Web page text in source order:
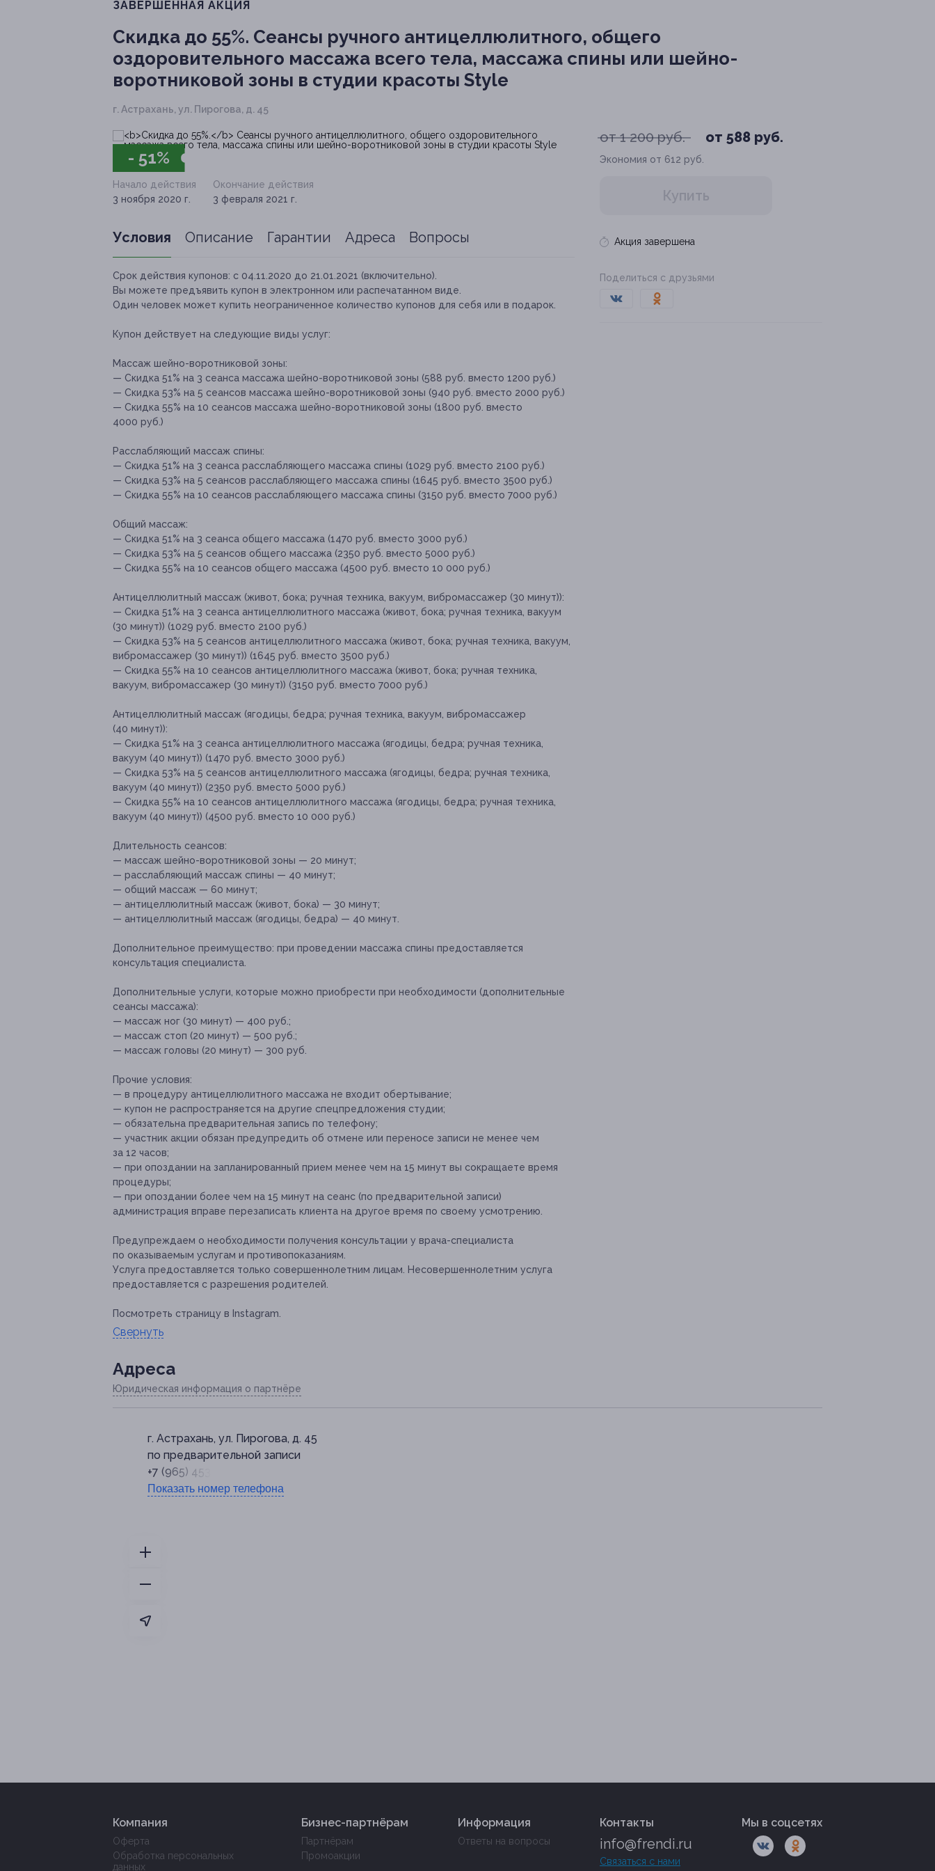
ЗАВЕРШЁННАЯ АКЦИЯ
Скидка до 55%. Сеансы ручного антицеллюлитного, общего
оздоровительного массажа всего тела, массажа спины или шейно-
воротниковой зоны в студии красоты Style
г. Астрахань, ул. Пирогова, д. 45
- 51%
от 1 200 руб. от 588 руб.
Экономия от 612 руб.
Купить
Акция завершена
Поделиться с друзьями
Начало действия
3 ноября 2020 г.
Окончание действия
3 февраля 2021 г.
Условия Описание Гарантии Адреса Вопросы
Срок действия купонов: с 04.11.2020 до 21.01.2021 (включительно).
Вы можете предъявить купон в электронном или распечатанном виде.
Один человек может купить неограниченное количество купонов для себя или в подарок.
Купон действует на следующие виды услуг:
Массаж шейно-воротниковой зоны:
— Скидка 51% на 3 сеанса массажа шейно-воротниковой зоны (588 руб. вместо 1200 руб.)
— Скидка 53% на 5 сеансов массажа шейно-воротниковой зоны (940 руб. вместо 2000 руб.)
— Скидка 55% на 10 сеансов массажа шейно-воротниковой зоны (1800 руб. вместо
4000 руб.)
Расслабляющий массаж спины:
— Скидка 51% на 3 сеанса расслабляющего массажа спины (1029 руб. вместо 2100 руб.)
— Скидка 53% на 5 сеансов расслабляющего массажа спины (1645 руб. вместо 3500 руб.)
— Скидка 55% на 10 сеансов расслабляющего массажа спины (3150 руб. вместо 7000 руб.)
Общий массаж:
— Скидка 51% на 3 сеанса общего массажа (1470 руб. вместо 3000 руб.)
— Скидка 53% на 5 сеансов общего массажа (2350 руб. вместо 5000 руб.)
— Скидка 55% на 10 сеансов общего массажа (4500 руб. вместо 10 000 руб.)
Антицеллюлитный массаж (живот, бока; ручная техника, вакуум, вибромассажер (30 минут)):
— Скидка 51% на 3 сеанса антицеллюлитного массажа (живот, бока; ручная техника, вакуум
(30 минут)) (1029 руб. вместо 2100 руб.)
— Скидка 53% на 5 сеансов антицеллюлитного массажа (живот, бока; ручная техника, вакуум,
вибромассажер (30 минут)) (1645 руб. вместо 3500 руб.)
— Скидка 55% на 10 сеансов антицеллюлитного массажа (живот, бока; ручная техника,
вакуум, вибромассажер (30 минут)) (3150 руб. вместо 7000 руб.)
Антицеллюлитный массаж (ягодицы, бедра; ручная техника, вакуум, вибромассажер
(40 минут)):
— Скидка 51% на 3 сеанса антицеллюлитного массажа (ягодицы, бедра; ручная техника,
вакуум (40 минут)) (1470 руб. вместо 3000 руб.)
— Скидка 53% на 5 сеансов антицеллюлитного массажа (ягодицы, бедра; ручная техника,
вакуум (40 минут)) (2350 руб. вместо 5000 руб.)
— Скидка 55% на 10 сеансов антицеллюлитного массажа (ягодицы, бедра; ручная техника,
вакуум (40 минут)) (4500 руб. вместо 10 000 руб.)
Длительность сеансов:
— массаж шейно-воротниковой зоны — 20 минут;
— расслабляющий массаж спины — 40 минут;
— общий массаж — 60 минут;
— антицеллюлитный массаж (живот, бока) — 30 минут;
— антицеллюлитный массаж (ягодицы, бедра) — 40 минут.
Дополнительное преимущество: при проведении массажа спины предоставляется
консультация специалиста.
Дополнительные услуги, которые можно приобрести при необходимости (дополнительные
сеансы массажа):
— массаж ног (30 минут) — 400 руб.;
— массаж стоп (20 минут) — 500 руб.;
— массаж головы (20 минут) — 300 руб.
Прочие условия:
— в процедуру антицеллюлитного массажа не входит обертывание;
— купон не распространяется на другие спецпредложения студии;
— обязательна предварительная запись по телефону;
— участник акции обязан предупредить об отмене или переносе записи не менее чем
за 12 часов;
— при опоздании на запланированный прием менее чем на 15 минут вы сокращаете время
процедуры;
— при опоздании более чем на 15 минут на сеанс (по предварительной записи)
администрация вправе перезаписать клиента на другое время по своему усмотрению.
Предупреждаем о необходимости получения консультации у врача-специалиста
по оказываемым услугам и противопоказаниям.
Услуга предоставляется только совершеннолетним лицам. Несовершеннолетним услуга
предоставляется с разрешения родителей.
Посмотреть страницу в Instagram.
Свернуть
Адресa
Юридическая информация о партнёре
г. Астрахань, ул. Пирогова, д. 45
по предварительной записи
+7 (965) 453-78-63
Показать номер телефона
Компания
Оферта
Обработка персональных
данных
Бизнес-партнёрам
Партнёрам
Промоакции
Информация
Ответы на вопросы
Контакты
info@frendi.ru
Связаться с нами
Мы в соцсетях